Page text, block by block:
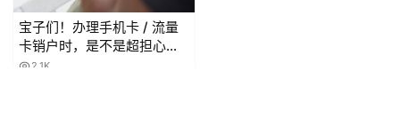
宝子们！办理手机卡 / 流量
卡销户时，是不是超担心当
月月租白扣？😫 今天整理了
2.1K